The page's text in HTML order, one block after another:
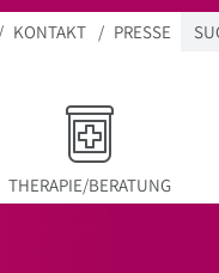
KONTAKT PRESSE
THERAPIE/BERATUNG